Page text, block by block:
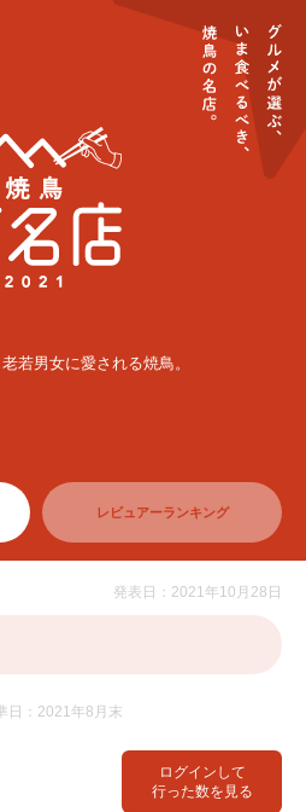
若男女に愛される焼鳥。
レビュアーランキング
ログインして
行った数を見る
発表日：2021年10月28日
日：2021年8月末